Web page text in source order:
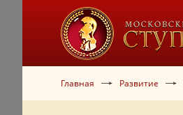
Главная Развитие